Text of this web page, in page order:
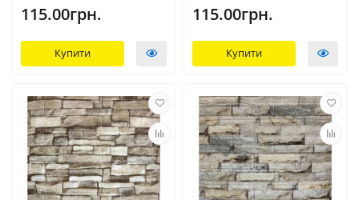
115.00грн.
Купити
115.00грн.
Купити